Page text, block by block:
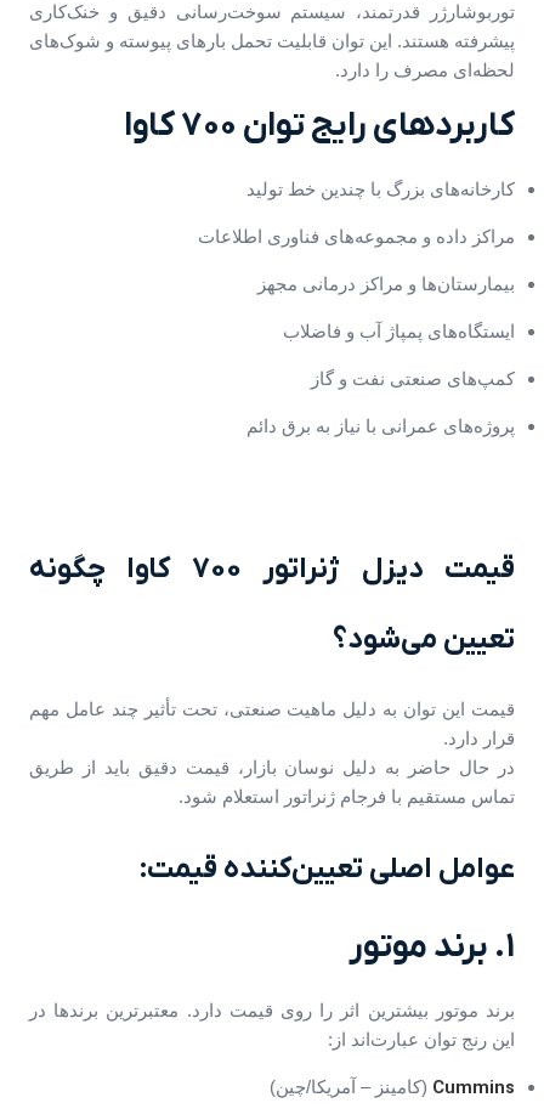
توربوشارژر قدرتمند، سیستم سوخت‌رسانی دقیق و خنک‌کاری
پیشرفته هستند. این توان قابلیت تحمل بارهای پیوسته و شوک‌های
لحظه‌ای مصرف را دارد.
کاربردهای رایج توان 700 کاوا
کارخانه‌های بزرگ با چندین خط تولید
مراکز داده و مجموعه‌های فناوری اطلاعات
بیمارستان‌ها و مراکز درمانی مجهز
ایستگاه‌های پمپاژ آب و فاضلاب
کمپ‌های صنعتی نفت و گاز
پروژه‌های عمرانی با نیاز به برق دائم
قیمت دیزل ژنراتور 700 کاوا چگونه
تعیین می‌شود؟
قیمت این توان به دلیل ماهیت صنعتی، تحت تأثیر چند عامل مهم
قرار دارد.
در حال حاضر به دلیل نوسان بازار، قیمت دقیق باید از طریق
تماس مستقیم با فرجام ژنراتور استعلام شود.
عوامل اصلی تعیین‌کننده قیمت:
۱. برند موتور
برند موتور بیشترین اثر را روی قیمت دارد. معتبرترین برندها در
این رنج توان عبارت‌اند از:
Cummins (کامینز – آمریکا/چین)